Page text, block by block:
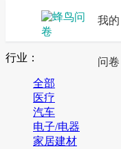
我的
问卷
行业：
全部
医疗
汽车
电子/电器
家居建材